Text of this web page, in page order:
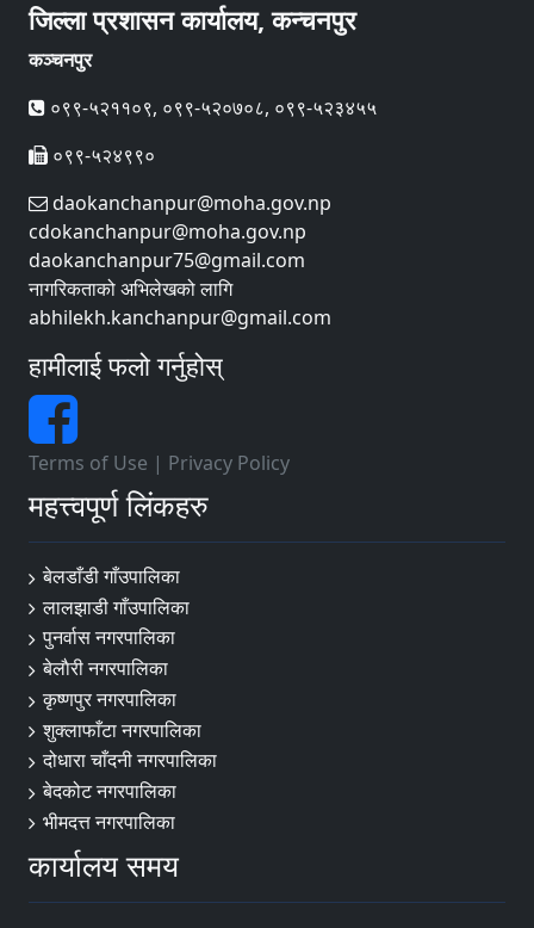
जिल्ला प्रशासन कार्यालय, कन्चनपुर
कञ्चनपुर
०९९-५२११०९, ०९९-५२०७०८, ०९९-५२३४५५
०९९-५२४९९०
daokanchanpur@moha.gov.np
cdokanchanpur@moha.gov.np
daokanchanpur75@gmail.com
नागरिकताको अभिलेखको लागि
abhilekh.kanchanpur@gmail.com
हामीलाई फलो गर्नुहोस्
Terms of Use | Privacy Policy
महत्त्वपूर्ण लिंकहरु
बेलडाँडी गाँउपालिका
लालझाडी गाँउपालिका
पुनर्वास नगरपालिका
बेलाैरी नगरपालिका
कृष्णपुर नगरपालिका
शुक्लाफाँटा नगरपालिका
दोधारा चाँदनी नगरपालिका
बेदकोट नगरपालिका
भीमदत्त नगरपालिका
कार्यालय समय